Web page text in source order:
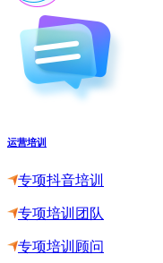
运营培训
专项抖音培训
专项培训团队
专项培训顾问